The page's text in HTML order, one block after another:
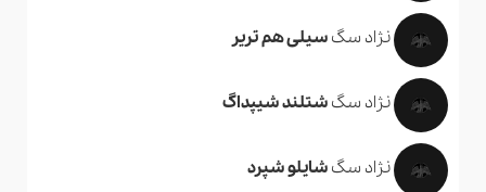
نژاد سگسیلی هم تریر
نژاد سگشتلند شیپداگ
نژاد سگشایلو شپرد